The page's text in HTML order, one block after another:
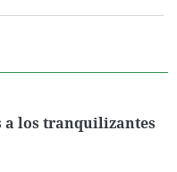
a los tranquilizantes